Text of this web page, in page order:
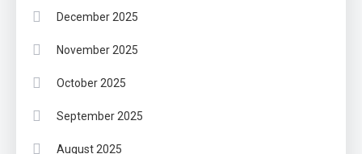
December 2025
November 2025
October 2025
September 2025
August 2025